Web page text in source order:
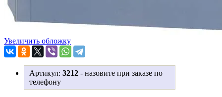
Увеличить обложку
Артикул: 3212 - назовите при заказе по
телефону